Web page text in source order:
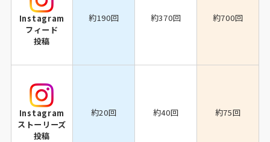
Instagram
フィード
投稿
約190回 約370回 約700回
Instagram
ストーリーズ
投稿
約20回 約40回 約75回